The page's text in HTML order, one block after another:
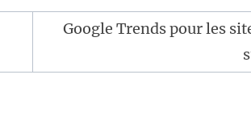
Google Trends pour les